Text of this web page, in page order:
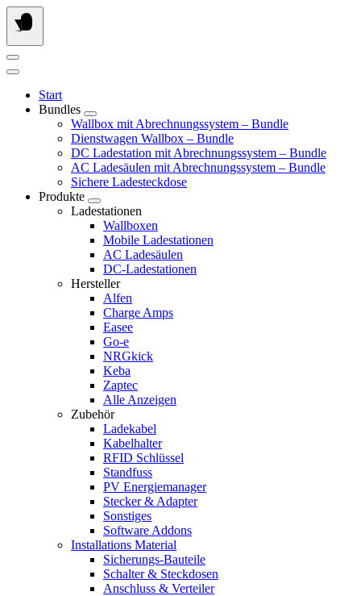
Springe
zum
Inhalt
Start
Bundles
Wallbox mit Abrechnungssystem – Bundle
Dienstwagen Wallbox – Bundle
DC Ladestation mit Abrechnungssystem – Bundle
AC Ladesäulen mit Abrechnungssystem – Bundle
Sichere Ladesteckdose
Produkte
Ladestationen
Wallboxen
Mobile Ladestationen
AC Ladesäulen
DC-Ladestationen
Hersteller
Alfen
Charge Amps
Easee
Go-e
NRGkick
Keba
Zaptec
Alle Anzeigen
Zubehör
Ladekabel
Kabelhalter
RFID Schlüssel
Standfuss
PV Energiemanager
Stecker & Adapter
Sonstiges
Software Addons
Installations Material
Sicherungs-Bauteile
Schalter & Steckdosen
Anschluss & Verteiler